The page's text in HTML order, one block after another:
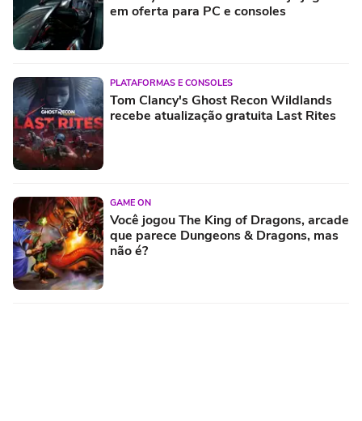
em oferta para PC e consoles
PLATAFORMAS E CONSOLES
Tom Clancy's Ghost Recon Wildlands
recebe atualização gratuita Last Rites
GAME ON
Você jogou The King of Dragons, arcade
que parece Dungeons & Dragons, mas
não é?